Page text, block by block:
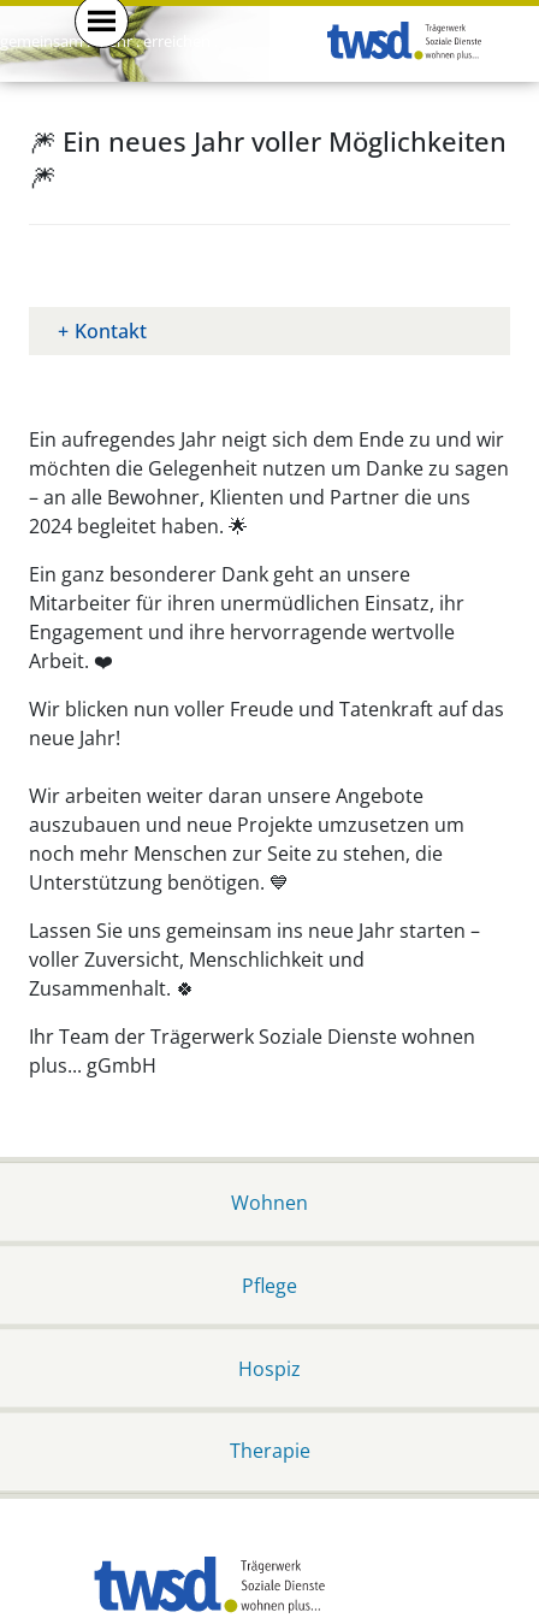
gemeinsam . mehr . erreichen .
🎆 Ein neues Jahr voller Möglichkeiten
🎆
Kontakt
Ein aufregendes Jahr neigt sich dem Ende zu und wir
möchten die Gelegenheit nutzen um Danke zu sagen
– an alle Bewohner, Klienten und Partner die uns
2024 begleitet haben. 🌟
Ein ganz besonderer Dank geht an unsere
Mitarbeiter für ihren unermüdlichen Einsatz, ihr
Engagement und ihre hervorragende wertvolle
Arbeit. ❤️
Wir blicken nun voller Freude und Tatenkraft auf das
neue Jahr!
Wir arbeiten weiter daran unsere Angebote
auszubauen und neue Projekte umzusetzen um
noch mehr Menschen zur Seite zu stehen, die
Unterstützung benötigen. 💙
Lassen Sie uns gemeinsam ins neue Jahr starten –
voller Zuversicht, Menschlichkeit und
Zusammenhalt. 🍀
Ihr Team der Trägerwerk Soziale Dienste wohnen
plus... gGmbH
Wohnen
Pflege
Hospiz
Therapie